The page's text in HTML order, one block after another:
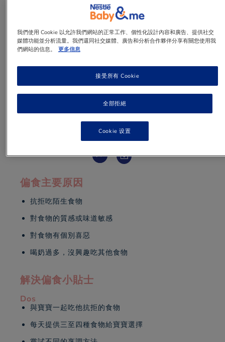
改善偏食小貼士
寶寶揀飲擇食是非常普遍現象，爸爸媽咪愈逼寶
寶吃，寶寶愈抗拒。先了解寶寶偏食的原因，然
後逐步解決問題。
偏食主要原因
抗拒吃陌生食物
對食物的質感或味道敏感
對食物有個別喜惡
喝奶過多，沒興趣吃其他食物
解決偏食小貼士
Dos
與寶寶一起吃他抗拒的食物
每天提供三至四種食物給寶寶選擇
我們使用 Cookie 以允許我們網站的正常工作、個性化設計內容和廣告、提供社交
媒體功能並分析流量。我們還同社交媒體、廣告和分析合作夥伴分享有關您使用我
們網站的信息。
更多信息
全部拒絕
接受所有 Cookie
Cookie 设置